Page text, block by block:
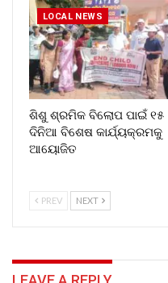
LOCAL NEWS
ଶିଶୁ ଶ୍ରମିକ ବିଲୋପ ପାଇଁ ୧୫
ଦିନିଆ ବିଶେଷ କାର୍ଯ୍ୟକ୍ରମକୁ
ଆୟୋଜିତ
PREV NEXT